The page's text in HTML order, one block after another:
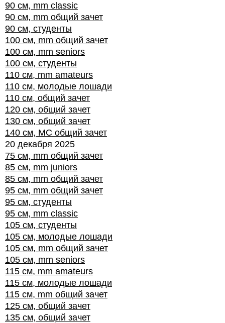
90 см, mm classic
90 см, mm общий зачет
90 см, студенты
100 см, mm общий зачет
100 см, mm seniors
100 см, студенты
110 см, mm amateurs
110 см, молодые лошади
110 см, общий зачет
120 см, общий зачет
130 см, общий зачет
140 см, МС общий зачет
20 декабря 2025
75 см, mm общий зачет
85 см, mm juniors
85 см, mm общий зачет
95 см, mm общий зачет
95 см, студенты
95 см, mm classic
105 см, студенты
105 см, молодые лошади
105 см, mm общий зачет
105 см, mm seniors
115 см, mm amateurs
115 см, молодые лошади
115 см, mm общий зачет
125 см, общий зачет
135 см, общий зачет